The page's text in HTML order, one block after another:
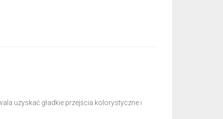
uzyskać gładkie przejścia kolorystyczne i